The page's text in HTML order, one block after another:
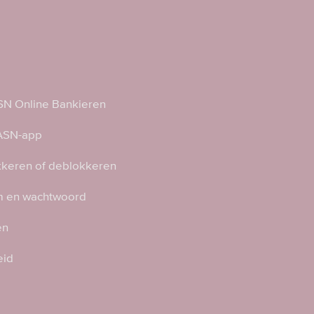
Online Bankieren
app
of deblokkeren
en wachtwoord